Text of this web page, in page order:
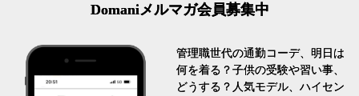
Domaniメルマガ会員募集中
管理職世代の通勤コーデ、明日は
何を着る？子供の受験や習い事、
どうする？人気モデル、ハイセン